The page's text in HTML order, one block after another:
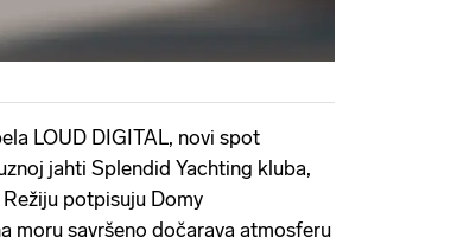
LOUD DIGITAL, novi spot
jahti Splendid Yachting kluba,
potpisuju Domy
moru savršeno dočarava atmosferu